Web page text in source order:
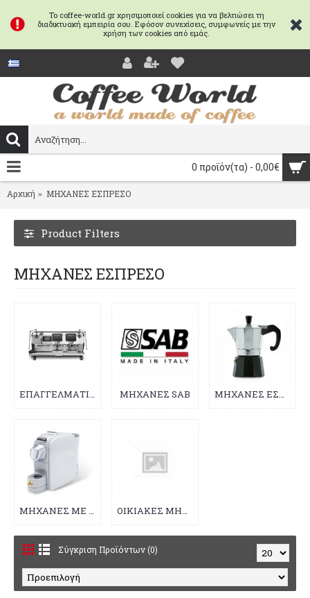
Το coffee-world.gr χρησιμοποιεί cookies για να βελτιώσει τη
διαδικτυακή εμπειρία σου. Εφόσον συνεχίσεις, συμφωνείς με την
χρήση των cookies από εμάς.
0 προϊόν(τα) - 0,00€
Αρχική ΜΗΧΑΝΕΣ ΕΣΠΡΕΣΟ
Product Filters
ΜΗΧΑΝΕΣ ΕΣΠΡΕΣΟ
ΕΠΑΓΓΕΛΜΑΤΙΚΕΣ ΜΗΧΑΝΕΣ ΜΗΧΑΝΕΣ SAB ΜΗΧΑΝΕΣ ΕΣΠΡΕΣΟ ΜΟΚΑ
ΜΗΧΑΝΕΣ ΜΕ ΚΑΨΟΥΛΕΣ ΟΙΚΙΑΚΕΣ ΜΗΧΑΝΕΣ
Σύγκριση Προϊόντων (0)